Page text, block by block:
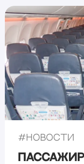
#Новости